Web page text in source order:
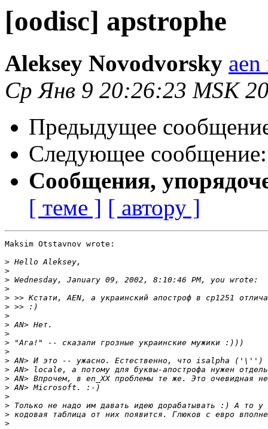
[oodisc] apstrophe
Aleksey Novodvorsky
Ср Янв 9 20:26:23 MSK
Предыдущее
Следующее
Сообщения,
[ теме ] [ автору ]
Maksim Otstavnov wrote:
>
>
>
>
>
>
>
>
>
>
>
>
>
>
>
>
>
>
>